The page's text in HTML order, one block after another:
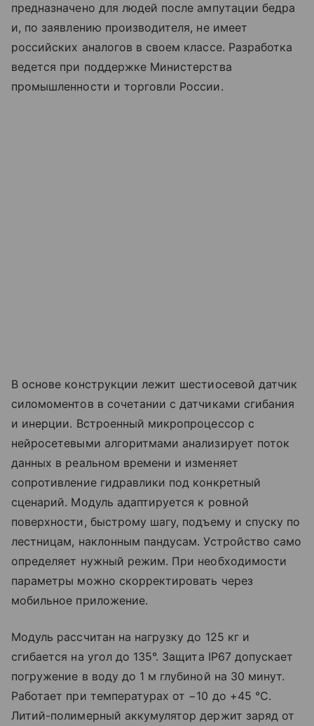
предназначено для людей после ампутации бедра
и, по заявлению производителя, не имеет
российских аналогов в своем классе. Разработка
ведется при поддержке Министерства
промышленности и торговли России.
В основе конструкции лежит шестиосевой датчик
силомоментов в сочетании с датчиками сгибания
и инерции. Встроенный микропроцессор с
нейросетевыми алгоритмами анализирует поток
данных в реальном времени и изменяет
сопротивление гидравлики под конкретный
сценарий. Модуль адаптируется к ровной
поверхности, быстрому шагу, подъему и спуску по
лестницам, наклонным пандусам. Устройство само
определяет нужный режим. При необходимости
параметры можно скорректировать через
мобильное приложение.
Модуль рассчитан на нагрузку до 125 кг и
сгибается на угол до 135°. Защита IP67 допускает
погружение в воду до 1 м глубиной на 30 минут.
Работает при температурах от −10 до +45 °C.
Литий-полимерный аккумулятор держит заряд от